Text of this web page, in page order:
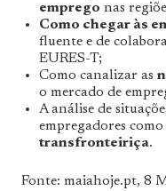
emprego nas
Como chegar às
fluente e de
EURES-T;
Como canalizar as
o mercado de
A análise de
empregadores como
transfronteiriça.
Fonte: maiahoje.pt, 8